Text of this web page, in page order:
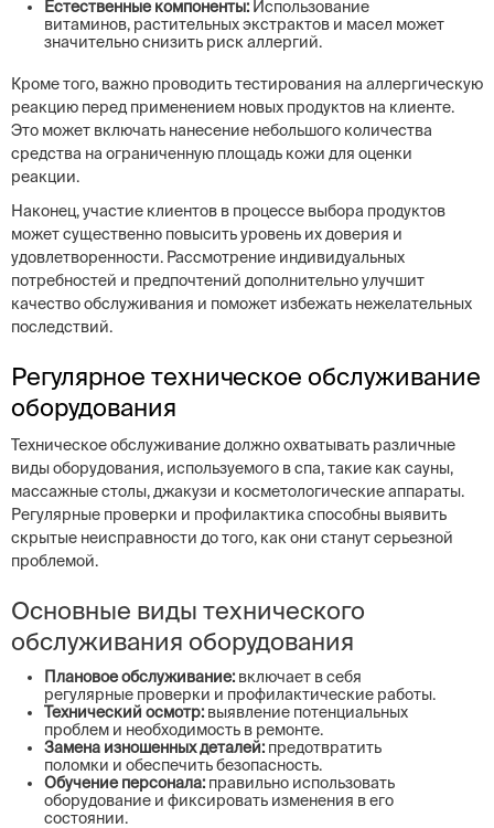
Естественные компоненты: Использование
витаминов, растительных экстрактов и масел может
значительно снизить риск аллергий.
Кроме того, важно проводить тестирования на аллергическую
реакцию перед применением новых продуктов на клиенте.
Это может включать нанесение небольшого количества
средства на ограниченную площадь кожи для оценки
реакции.
Наконец, участие клиентов в процессе выбора продуктов
может существенно повысить уровень их доверия и
удовлетворенности. Рассмотрение индивидуальных
потребностей и предпочтений дополнительно улучшит
качество обслуживания и поможет избежать нежелательных
последствий.
Регулярное техническое обслуживание
оборудования
Техническое обслуживание должно охватывать различные
виды оборудования, используемого в спа, такие как сауны,
массажные столы, джакузи и косметологические аппараты.
Регулярные проверки и профилактика способны выявить
скрытые неисправности до того, как они станут серьезной
проблемой.
Основные виды технического
обслуживания оборудования
Плановое обслуживание: включает в себя
регулярные проверки и профилактические работы.
Технический осмотр: выявление потенциальных
проблем и необходимость в ремонте.
Замена изношенных деталей: предотвратить
поломки и обеспечить безопасность.
Обучение персонала: правильно использовать
оборудование и фиксировать изменения в его
состоянии.